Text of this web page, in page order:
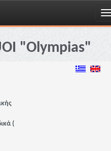
"Olympias"
(